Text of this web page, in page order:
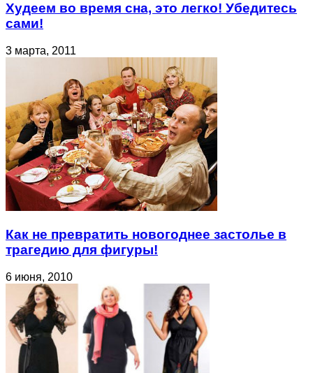
Худеем во время сна, это легко! Убедитесь
сами!
3 марта, 2011
Как не превратить новогоднее застолье в
трагедию для фигуры!
6 июня, 2010